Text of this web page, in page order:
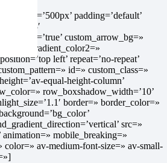
padding=’default’
custom_arrow_bg=»
left’ repeat=’no-repeat’
id=» custom_class=»
equal-height-column’
row_boxshadow_width=’10’
border=» border_color=»
src=»
animation=» mobile_breaking=»
color=» av-medium-font-size=» av-small-